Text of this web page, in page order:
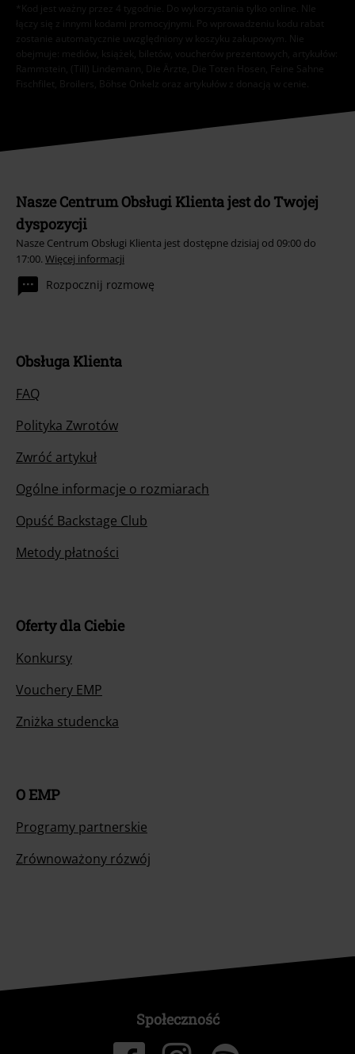
*Kod jest ważny przez 4 tygodnie. Do wykorzystania tylko online. NIe
łączy się z innymi kodami promocyjnymi. Po wprowadzeniu kodu rabat
zostanie automatycznie uwzględniony w koszyku zakupowym. Nie
obejmuje: mediów, książek, biletów, voucherów prezentowych, artykułów:
Rammstein, (Till) Lindemann, Die Ärzte, Die Toten Hosen, Feine Sahne
Fischfilet, Broilers, Böhse Onkelz oraz artykułów z donacją w cenie.
Nasze Centrum Obsługi Klienta jest do Twojej
dyspozycji
Nasze Centrum Obsługi Klienta jest dostępne dzisiaj od 09:00 do
17:00. Więcej informacji
Rozpocznij rozmowę
Obsługa Klienta
FAQ
Polityka Zwrotów
Zwróć artykuł
Ogólne informacje o rozmiarach
Opuść Backstage Club
Metody płatności
Oferty dla Ciebie
Konkursy
Vouchery EMP
Zniżka studencka
O EMP
Programy partnerskie
Zrównoważony rózwój
Społeczność